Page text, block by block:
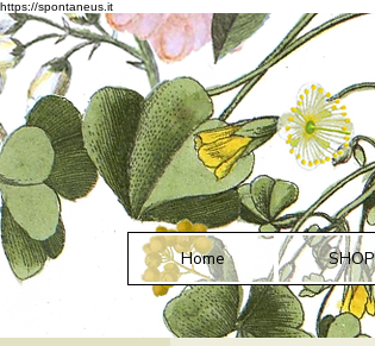
https://spontaneus.it
Home SHOP